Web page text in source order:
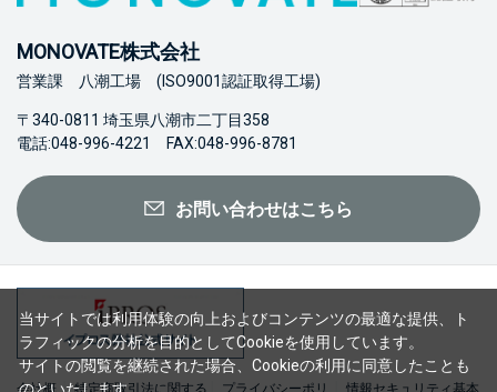
MONOVATE株式会社
営業課 八潮工場 (ISO9001認証取得工場)
〒340-0811 埼玉県八潮市二丁目358
電話:048-996-4221 FAX:048-996-8781
お問い合わせはこちら
会社概 特定商取引法に関する プライバシーポリ 情報セキュリティ基本
当サイトでは利用体験の向上およびコンテンツの最適な提供、ト
ラフィックの分析を目的としてCookieを使用しています。
サイトの閲覧を継続された場合、Cookieの利用に同意したことも